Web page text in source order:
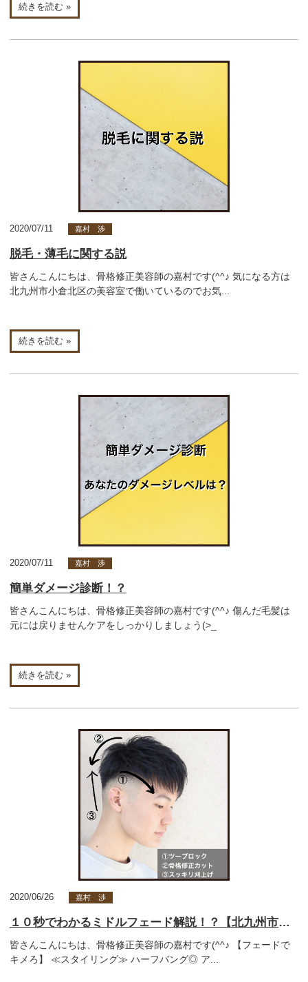
続きを読む »
2020/07/11 嘉村 渉
脱毛・薄毛に関する説
皆さんこんにちは、骨格修正美容師の嘉村です(^^♪ 気になる方は
北九州市小倉北区の美容室で働いているのでお気...
続きを読む »
2020/07/11 嘉村 渉
簡単ダメージ診断！？
皆さんこんにちは、骨格修正美容師の嘉村です(^^♪ 傷んだ毛髪は
元には戻りませんケアをしっかりしましょう(>_
続きを読む »
2020/06/26 嘉村 渉
１０秒でわかるミドルフェード解説！？【北九州市小倉北区美容室】
皆さんこんにちは、骨格修正美容師の嘉村です(^^♪ 【フェードで
キメろ】 ≪スタイリング≫ ハーフバング◎ ア...